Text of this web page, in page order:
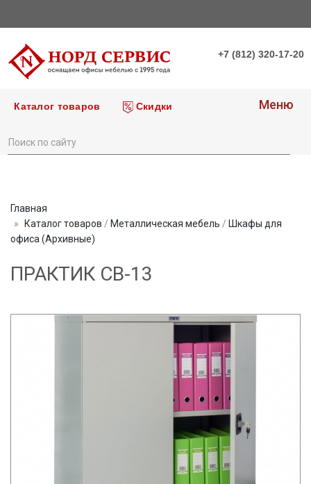
+7 (812) 320-17-20
Каталог товаров Скидки Меню
Главная
Каталог товаров / Металлическая мебель / Шкафы для
офиса (Архивные)
ПРАКТИК СВ-13